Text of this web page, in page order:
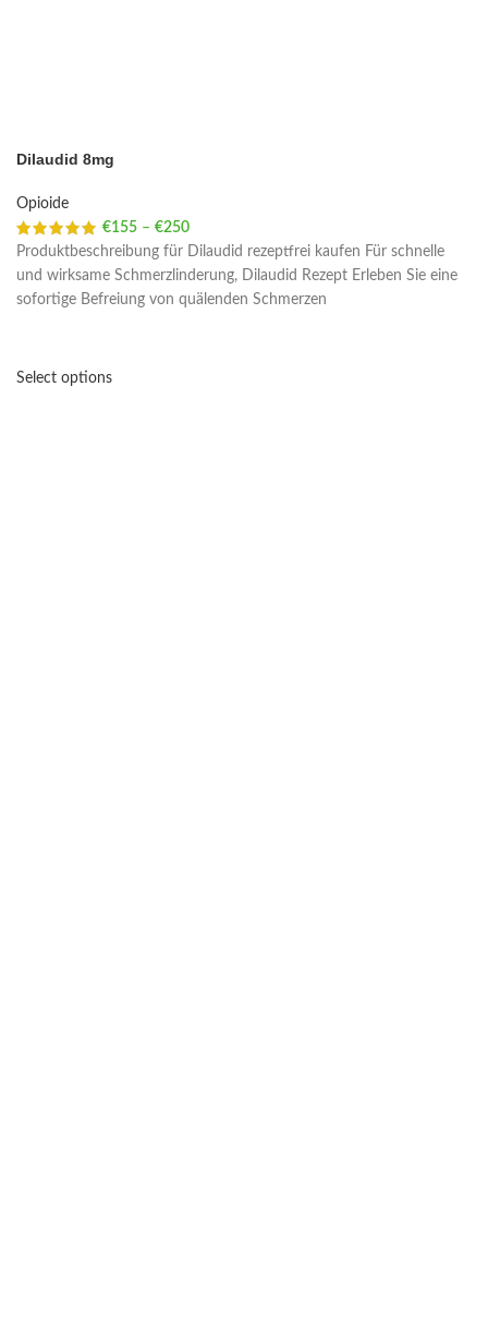
Dilaudid 8mg
Opioide
€155 – €250
Produktbeschreibung für Dilaudid rezeptfrei kaufen Für schnelle
und wirksame Schmerzlinderung, Dilaudid Rezept Erleben Sie eine
sofortige Befreiung von quälenden Schmerzen
Select options